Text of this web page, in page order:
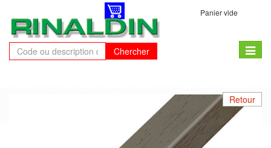
Chercher
Panier vide
Toggle
Retour